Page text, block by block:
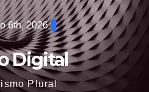
6th, 2026
Digital
Plural